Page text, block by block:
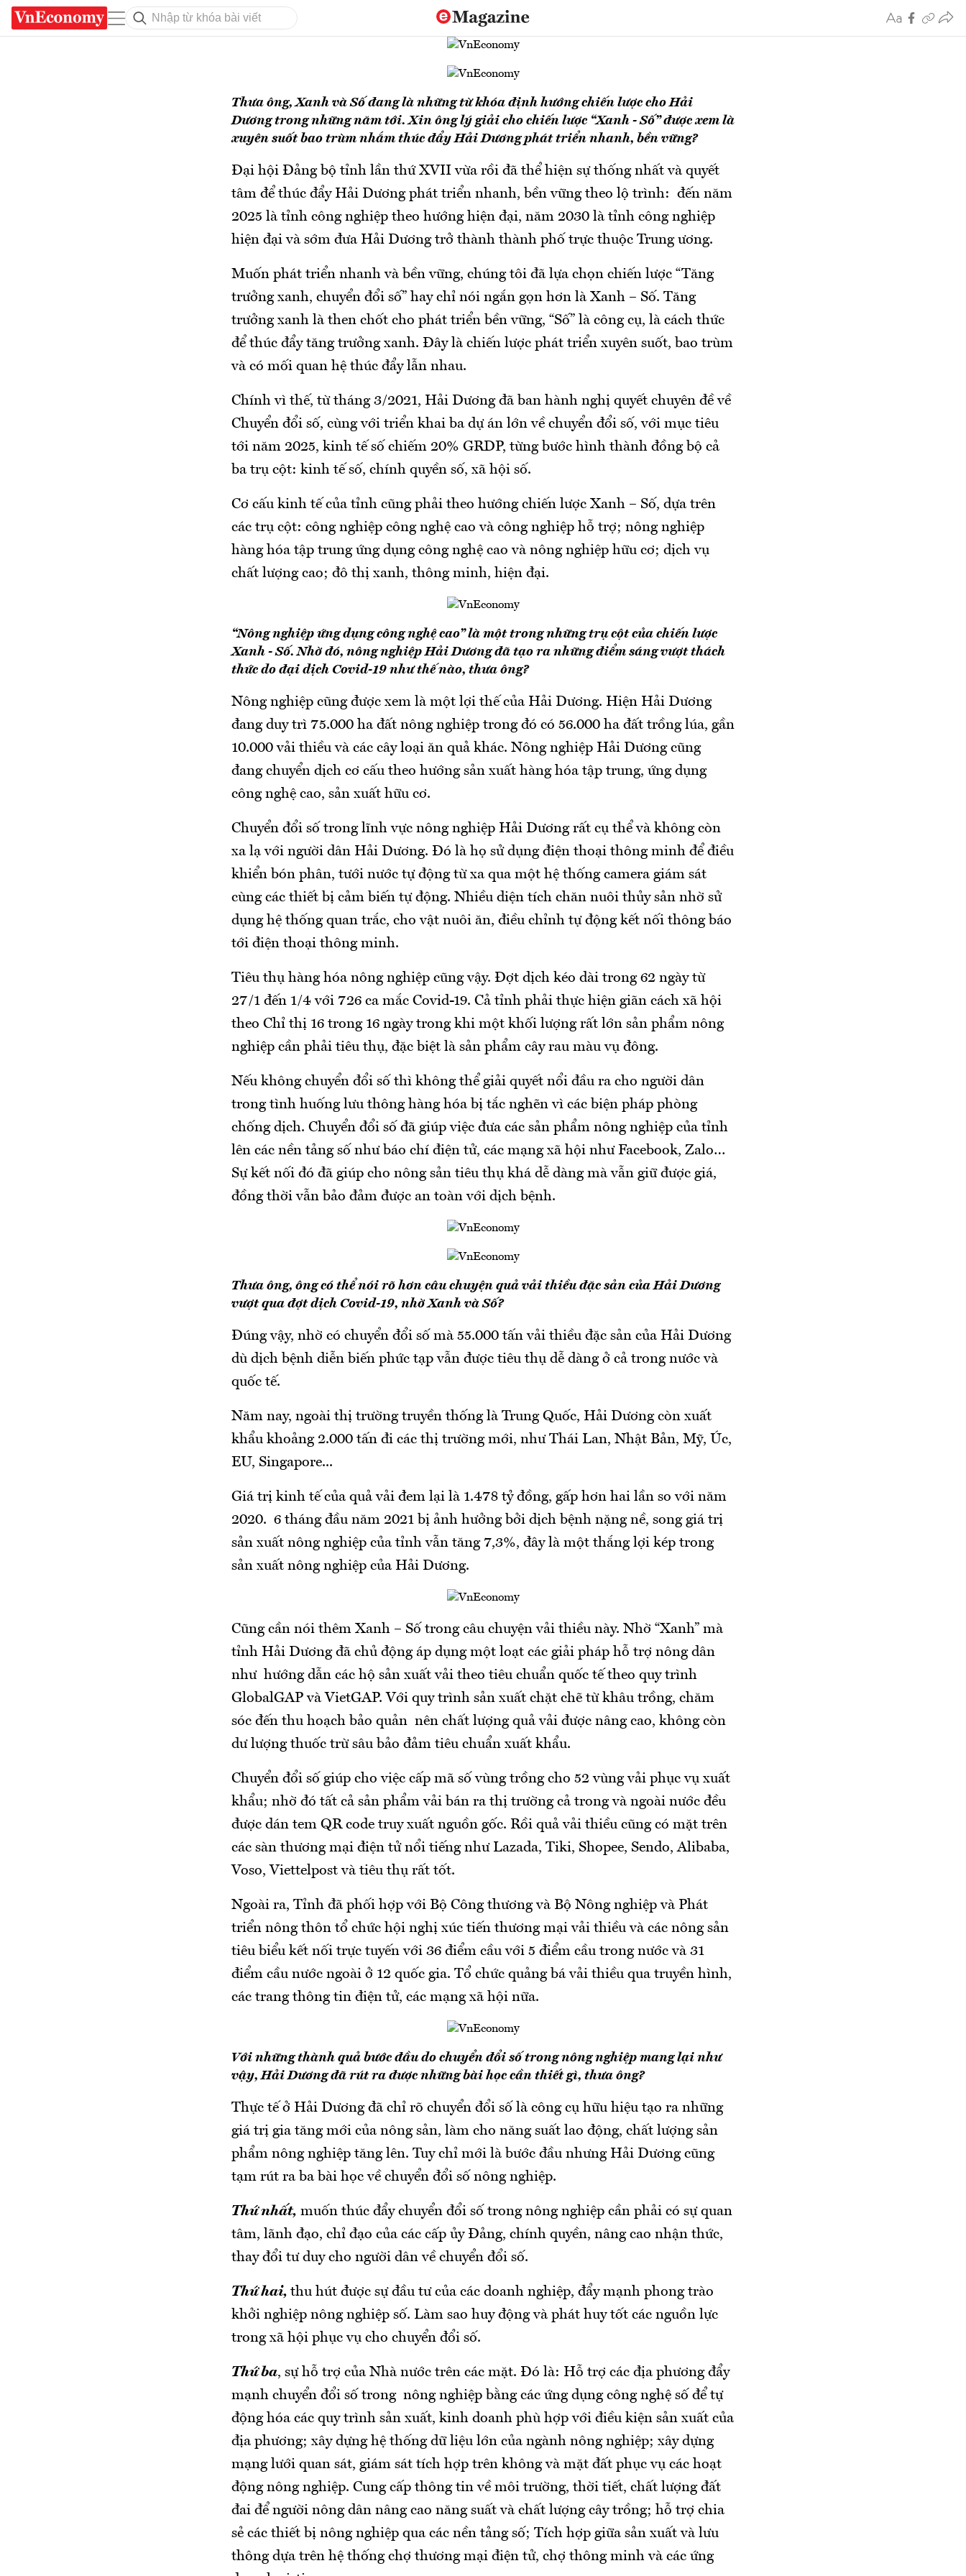
Thưa ông, Xanh và Số đang là những từ khóa định hướng chiến lược cho Hải
Dương trong những năm tới. Xin ông lý giải cho chiến lược “Xanh - Số” được xem là
xuyên suốt bao trùm nhắm thúc đẩy Hải Dương phát triển nhanh, bền vững?
Đại hội Đảng bộ tỉnh lần thứ XVII vừa rồi đã thể hiện sự thống nhất và quyết
tâm để thúc đẩy Hải Dương phát triển nhanh, bền vững theo lộ trình: đến năm
2025 là tỉnh công nghiệp theo hướng hiện đại, năm 2030 là tỉnh công nghiệp
hiện đại và sớm đưa Hải Dương trở thành thành phố trực thuộc Trung ương.
Muốn phát triển nhanh và bền vững, chúng tôi đã lựa chọn chiến lược “Tăng
trưởng xanh, chuyển đổi số” hay chỉ nói ngắn gọn hơn là Xanh – Số. Tăng
trưởng xanh là then chốt cho phát triển bền vững, “Số” là công cụ, là cách thức
để thúc đẩy tăng trưởng xanh. Đây là chiến lược phát triển xuyên suốt, bao trùm
và có mối quan hệ thúc đẩy lẫn nhau.
Chính vì thế, từ tháng 3/2021, Hải Dương đã ban hành nghị quyết chuyên đề về
Chuyển đổi số, cùng với triển khai ba dự án lớn về chuyển đổi số, với mục tiêu
tới năm 2025, kinh tế số chiếm 20% GRDP, từng bước hình thành đồng bộ cả
ba trụ cột: kinh tế số, chính quyền số, xã hội số.
Cơ cấu kinh tế của tỉnh cũng phải theo hướng chiến lược Xanh – Số, dựa trên
các trụ cột: công nghiệp công nghệ cao và công nghiệp hỗ trợ; nông nghiệp
hàng hóa tập trung ứng dụng công nghệ cao và nông nghiệp hữu cơ; dịch vụ
chất lượng cao; đô thị xanh, thông minh, hiện đại.
“Nông nghiệp ứng dụng công nghệ cao” là một trong những trụ cột của chiến lược
Xanh - Số. Nhờ đó, nông nghiệp Hải Dương đã tạo ra những điểm sáng vượt thách
thức do đại dịch Covid-19 như thế nào, thưa ông?
Nông nghiệp cũng được xem là một lợi thế của Hải Dương. Hiện Hải Dương
đang duy trì 75.000 ha đất nông nghiệp trong đó có 56.000 ha đất trồng lúa, gần
10.000 vải thiều và các cây loại ăn quả khác. Nông nghiệp Hải Dương cũng
đang chuyển dịch cơ cấu theo hướng sản xuất hàng hóa tập trung, ứng dụng
công nghệ cao, sản xuất hữu cơ.
Chuyển đổi số trong lĩnh vực nông nghiệp Hải Dương rất cụ thể và không còn
xa lạ với người dân Hải Dương. Đó là họ sử dụng điện thoại thông minh để điều
khiển bón phân, tưới nước tự động từ xa qua một hệ thống camera giám sát
cùng các thiết bị cảm biến tự động. Nhiều diện tích chăn nuôi thủy sản nhờ sử
dụng hệ thống quan trắc, cho vật nuôi ăn, điều chỉnh tự động kết nối thông báo
tới điện thoại thông minh.
Tiêu thụ hàng hóa nông nghiệp cũng vậy. Đợt dịch kéo dài trong 62 ngày từ
27/1 đến 1/4 với 726 ca mắc Covid-19. Cả tỉnh phải thực hiện giãn cách xã hội
theo Chỉ thị 16 trong 16 ngày trong khi một khối lượng rất lớn sản phẩm nông
nghiệp cần phải tiêu thụ, đặc biệt là sản phẩm cây rau màu vụ đông.
Nếu không chuyển đổi số thì không thể giải quyết nổi đầu ra cho người dân
trong tình huống lưu thông hàng hóa bị tắc nghẽn vì các biện pháp phòng
chống dịch. Chuyển đổi số đã giúp việc đưa các sản phẩm nông nghiệp của tỉnh
lên các nền tảng số như báo chí điện tử, các mạng xã hội như Facebook, Zalo…
Sự kết nối đó đã giúp cho nông sản tiêu thụ khá dễ dàng mà vẫn giữ được giá,
đồng thời vẫn bảo đảm được an toàn với dịch bệnh.
Thưa ông, ông có thể nói rõ hơn câu chuyện quả vải thiều đặc sản của Hải Dương
vượt qua đợt dịch Covid-19, nhờ Xanh và Số?
Đúng vậy, nhờ có chuyển đổi số mà 55.000 tấn vải thiều đặc sản của Hải Dương
dù dịch bệnh diễn biến phức tạp vẫn được tiêu thụ dễ dàng ở cả trong nước và
quốc tế.
Năm nay, ngoài thị trường truyền thống là Trung Quốc, Hải Dương còn xuất
khẩu khoảng 2.000 tấn đi các thị trường mới, như Thái Lan, Nhật Bản, Mỹ, Úc,
EU, Singapore...
Giá trị kinh tế của quả vải đem lại là 1.478 tỷ đồng, gấp hơn hai lần so với năm
2020. 6 tháng đầu năm 2021 bị ảnh hưởng bởi dịch bệnh nặng nề, song giá trị
sản xuất nông nghiệp của tỉnh vẫn tăng 7,3%, đây là một thắng lợi kép trong
sản xuất nông nghiệp của Hải Dương.
Cũng cần nói thêm Xanh – Số trong câu chuyện vải thiều này. Nhờ “Xanh” mà
tỉnh Hải Dương đã chủ động áp dụng một loạt các giải pháp hỗ trợ nông dân
như hướng dẫn các hộ sản xuất vải theo tiêu chuẩn quốc tế theo quy trình
GlobalGAP và VietGAP. Với quy trình sản xuất chặt chẽ từ khâu trồng, chăm
sóc đến thu hoạch bảo quản nên chất lượng quả vải được nâng cao, không còn
dư lượng thuốc trừ sâu bảo đảm tiêu chuẩn xuất khẩu.
Chuyển đổi số giúp cho việc cấp mã số vùng trồng cho 52 vùng vải phục vụ xuất
khẩu; nhờ đó tất cả sản phẩm vải bán ra thị trường cả trong và ngoài nước đều
được dán tem QR code truy xuất nguồn gốc. Rồi quả vải thiều cũng có mặt trên
các sàn thương mại điện tử nổi tiếng như Lazada, Tiki, Shopee, Sendo, Alibaba,
Voso, Viettelpost và tiêu thụ rất tốt.
Ngoài ra, Tỉnh đã phối hợp với Bộ Công thương và Bộ Nông nghiệp và Phát
triển nông thôn tổ chức hội nghị xúc tiến thương mại vải thiều và các nông sản
tiêu biểu kết nối trực tuyến với 36 điểm cầu với 5 điểm cầu trong nước và 31
điểm cầu nước ngoài ở 12 quốc gia. Tổ chức quảng bá vải thiều qua truyền hình,
các trang thông tin điện tử, các mạng xã hội nữa.
Với những thành quả bước đầu do chuyển đổi số trong nông nghiệp mang lại như
vậy, Hải Dương đã rút ra được những bài học cần thiết gì, thưa ông?
Thực tế ở Hải Dương đã chỉ rõ chuyển đổi số là công cụ hữu hiệu tạo ra những
giá trị gia tăng mới của nông sản, làm cho năng suất lao động, chất lượng sản
phẩm nông nghiệp tăng lên. Tuy chỉ mới là bước đầu nhưng Hải Dương cũng
tạm rút ra ba bài học về chuyển đổi số nông nghiệp.
Thứ nhất, muốn thúc đẩy chuyển đổi số trong nông nghiệp cần phải có sự quan
tâm, lãnh đạo, chỉ đạo của các cấp ủy Đảng, chính quyền, nâng cao nhận thức,
thay đổi tư duy cho người dân về chuyển đổi số.
Thứ hai, thu hút được sự đầu tư của các doanh nghiệp, đẩy mạnh phong trào
khởi nghiệp nông nghiệp số. Làm sao huy động và phát huy tốt các nguồn lực
trong xã hội phục vụ cho chuyển đổi số.
Thứ ba, sự hỗ trợ của Nhà nước trên các mặt. Đó là: Hỗ trợ các địa phương đẩy
mạnh chuyển đổi số trong nông nghiệp bằng các ứng dụng công nghệ số để tự
động hóa các quy trình sản xuất, kinh doanh phù hợp với điều kiện sản xuất của
địa phương; xây dựng hệ thống dữ liệu lớn của ngành nông nghiệp; xây dựng
mạng lưới quan sát, giám sát tích hợp trên không và mặt đất phục vụ các hoạt
động nông nghiệp. Cung cấp thông tin về môi trường, thời tiết, chất lượng đất
đai để người nông dân nâng cao năng suất và chất lượng cây trồng; hỗ trợ chia
sẻ các thiết bị nông nghiệp qua các nền tảng số; Tích hợp giữa sản xuất và lưu
thông dựa trên hệ thống chợ thương mại điện tử, chợ thông minh và các ứng